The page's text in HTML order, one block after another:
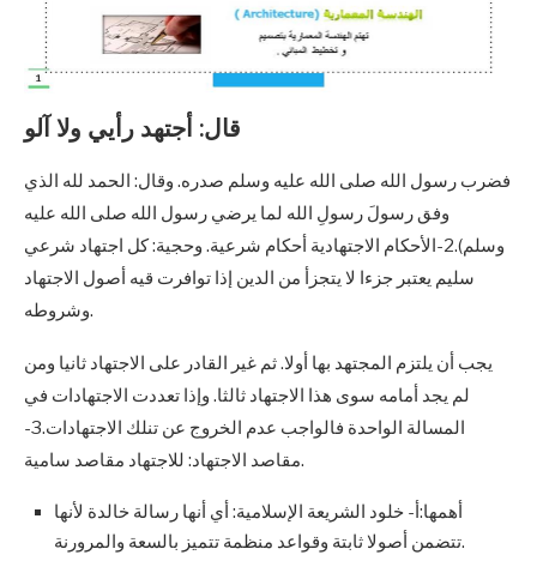
قال: أجتهد رأيي ولا آلو
فضرب رسول الله صلى الله عليه وسلم صدره. وقال: الحمد لله الذي
وفق رسولَ رسولِ الله لما يرضي رسول الله صلى الله عليه
وسلم).2-الأحكام الاجتهادية أحكام شرعية. وحجية: كل اجتهاد شرعي
سليم يعتبر جزءا لا يتجزأ من الدين إذا توافرت قيه أصول الاجتهاد
وشروطه.
يجب أن يلتزم المجتهد بها أولا. ثم غير القادر على الاجتهاد ثانيا ومن
لم يجد أمامه سوى هذا الاجتهاد ثالثا. وإذا تعددت الاجتهادات في
المسالة الواحدة فالواجب عدم الخروج عن تنلك الاجتهادات.3-
مقاصد الاجتهاد: للاجتهاد مقاصد سامية.
أهمها:أ- خلود الشريعة الإسلامية: أي أنها رسالة خالدة لأنها
تتضمن أصولا ثابتة وقواعد منظمة تتميز بالسعة والمرورنة.